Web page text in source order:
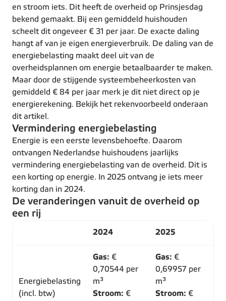
en stroom iets. Dit heeft de overheid op Prinsjesdag
bekend gemaakt. Bij een gemiddeld huishouden
scheelt dit ongeveer € 31 per jaar. De exacte daling
hangt af van je eigen energieverbruik. De daling van de
energiebelasting maakt deel uit van de
overheidsplannen om energie betaalbaarder te maken.
Maar door de stijgende systeembeheerkosten van
gemiddeld € 84 per jaar merk je dit niet direct op je
energierekening. Bekijk het rekenvoorbeeld onderaan
dit artikel.
Vermindering energiebelasting
Energie is een eerste levensbehoefte. Daarom
ontvangen Nederlandse huishoudens jaarlijks
vermindering energiebelasting van de overheid. Dit is
een korting op energie. In 2025 ontvang je iets meer
korting dan in 2024.
De veranderingen vanuit de overheid op
een rij
2024 2025
Energiebelasting
(incl. btw)
Gas: €
0,70544 per
m³
Stroom: €
Gas: €
0,69957 per
m³
Stroom: €